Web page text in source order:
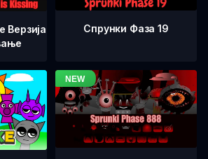
Верзија
Спрунки Фаза 19